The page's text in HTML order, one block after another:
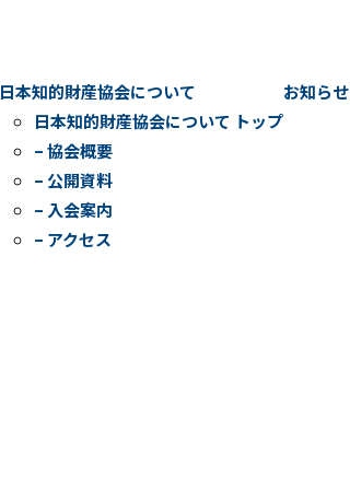
日本知的財産協会について
日本知的財産協会について トップ
– 協会概要
– 公開資料
– 入会案内
– アクセス
お知らせ